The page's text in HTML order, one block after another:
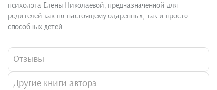
психолога Елены Николаевой, предназначенной для
родителей как по-настоящему одаренных, так и просто
способных детей.
Отзывы
Другие книги автора